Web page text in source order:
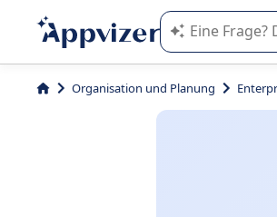
Die KI von
Organisation und Planung